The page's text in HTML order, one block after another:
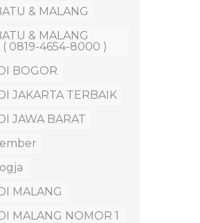
& MALANG
& MALANG
( 0819-4654-8000 )
BOGOR
JAKARTA TERBAIK
JAWA BARAT
MALANG
MALANG NOMOR 1